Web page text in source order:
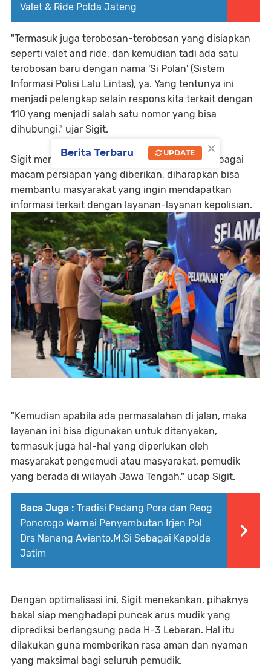
Valet & Ride Polda Jateng
"Termasuk juga terobosan-terobosan yang disiapkan
seperti valet and ride, dan kemudian tadi ada satu
terobosan baru dengan nama 'Si Polan' (Sistem
Informasi Polisi Lalu Lintas), ya. Yang tentunya ini
menjadi pelengkap selain respons kita terkait dengan
110 yang menjadi salah satu nomor yang bisa
dihubungi," ujar Sigit.
Sigit menegaskan, dengan dukungan dari berbagai
macam persiapan yang diberikan, diharapkan bisa
membantu masyarakat yang ingin mendapatkan
informasi terkait dengan layanan-layanan kepolisian.
"Kemudian apabila ada permasalahan di jalan, maka
layanan ini bisa digunakan untuk ditanyakan,
termasuk juga hal-hal yang diperlukan oleh
masyarakat pengemudi atau masyarakat, pemudik
yang berada di wilayah Jawa Tengah," ucap Sigit.
Baca Juga : Tradisi Pedang Pora dan Reog
Ponorogo Warnai Penyambutan Irjen Pol
Drs Nanang Avianto,M.Si Sebagai Kapolda
Jatim
Dengan optimalisasi ini, Sigit menekankan, pihaknya
bakal siap menghadapi puncak arus mudik yang
diprediksi berlangsung pada H-3 Lebaran. Hal itu
dilakukan guna memberikan rasa aman dan nyaman
yang maksimal bagi seluruh pemudik.
×
Berita Terbaru UPDATE